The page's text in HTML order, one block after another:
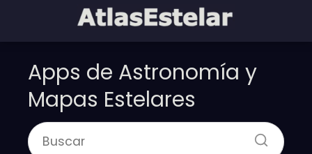
Apps de Astronomía y
Mapas Estelares